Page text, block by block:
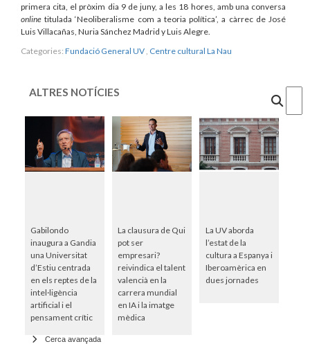
primera cita, el pròxim dia 9 de juny, a les 18 hores, amb una conversa
onlinetitulada ‘Neoliberalisme com a teoria política’, a càrrec de José
Luis Villacañas, Nuria Sánchez Madrid y Luis Alegre.
Categories: Fundació General UV Centre cultural La Nau
ALTRES NOTÍCIES
Gabilondo
inaugura a Gandia
una Universitat
d’Estiu centrada
en els reptes de la
intel·ligència
artificial i el
pensament crític
La clausura de Qui
pot ser
empresari?
reivindica el talent
valencià en la
carrera mundial
en IA i la imatge
mèdica
La UV aborda
l’estat de la
cultura a Espanya i
Iberoamèrica en
dues jornades
Cerca avançada